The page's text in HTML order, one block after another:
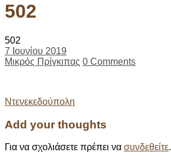
502
502
7 Ιουνίου 2019
Μικρός Πρίγκιπας 0 Comments
Post
navigation
Ντενεκεδούπολη
Add your thoughts
Για να σχολιάσετε πρέπει να συνδεθείτε.